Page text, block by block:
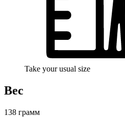
Take your usual size
Вес
138 грамм